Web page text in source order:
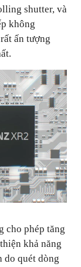
shutter, và
không
ấn tượng
cho phép tăng
khả năng
do quét dòng